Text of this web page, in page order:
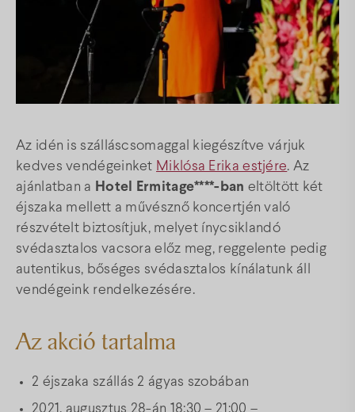
Az idén is szálláscsomaggal kiegészítve várjuk
kedves vendégeinket Miklósa Erika estjére. Az
ajánlatban a Hotel Ermitage****-ban eltöltött két
éjszaka mellett a művésznő koncertjén való
részvételt biztosítjuk, melyet ínycsiklandó
svédasztalos vacsora előz meg, reggelente pedig
autentikus, bőséges svédasztalos kínálatunk áll
vendégeink rendelkezésére.
Az akció tartalma
2 éjszaka szállás 2 ágyas szobában
2021. augusztus 28-án 18:30 – 21:00 –
Villány
Térkép
Gyakori kérdések
Facebook Instagram Youtube